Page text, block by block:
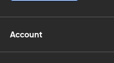
Account